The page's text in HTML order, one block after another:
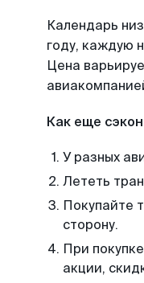
Календарь
году, каждую
Цена
Как еще
У разных
Лететь
Покупайте
сторону.
При
акции,